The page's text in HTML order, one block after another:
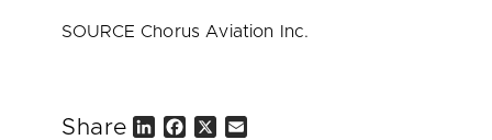
SOURCE Chorus Aviation Inc.
Share